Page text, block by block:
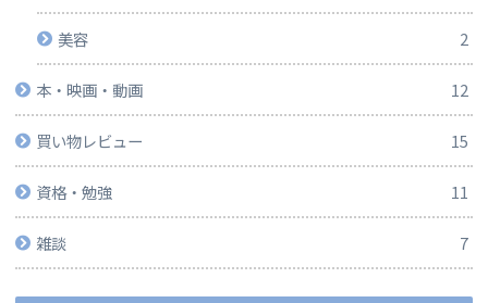
美容 2
本・映画・動画 12
買い物レビュー 15
資格・勉強 11
雑談 7